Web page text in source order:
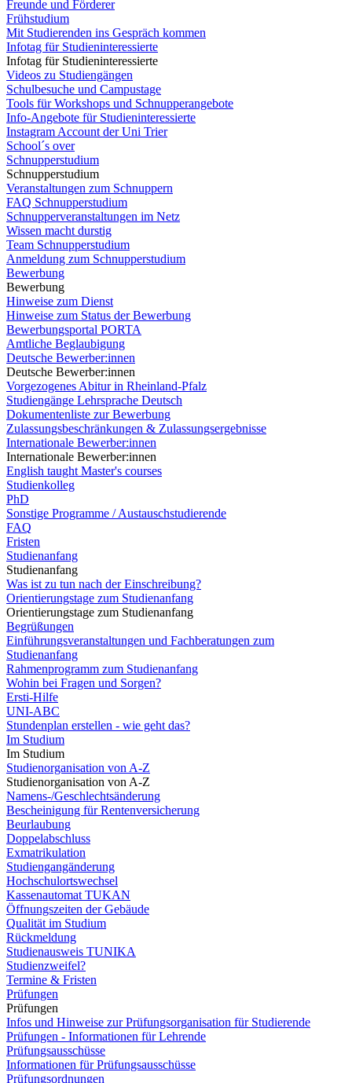
Freunde und Förderer
Frühstudium
Mit Studierenden ins Gespräch kommen
Infotag für Studieninteressierte
Infotag für Studieninteressierte
Videos zu Studiengängen
Schulbesuche und Campustage
Tools für Workshops und Schnupperangebote
Info-Angebote für Studieninteressierte
Instagram Account der Uni Trier
School´s over
Schnupperstudium
Schnupperstudium
Veranstaltungen zum Schnuppern
FAQ Schnupperstudium
Schnupperveranstaltungen im Netz
Wissen macht durstig
Team Schnupperstudium
Anmeldung zum Schnupperstudium
Bewerbung
Bewerbung
Hinweise zum Dienst
Hinweise zum Status der Bewerbung
Bewerbungsportal PORTA
Amtliche Beglaubigung
Deutsche Bewerber:innen
Deutsche Bewerber:innen
Vorgezogenes Abitur in Rheinland-Pfalz
Studiengänge Lehrsprache Deutsch
Dokumentenliste zur Bewerbung
Zulassungsbeschränkungen & Zulassungsergebnisse
Internationale Bewerber:innen
Internationale Bewerber:innen
English taught Master's courses
Studienkolleg
PhD
Sonstige Programme / Austauschstudierende
FAQ
Fristen
Studienanfang
Studienanfang
Was ist zu tun nach der Einschreibung?
Orientierungstage zum Studienanfang
Orientierungstage zum Studienanfang
Begrüßungen
Einführungsveranstaltungen und Fachberatungen zum
Studienanfang
Rahmenprogramm zum Studienanfang
Wohin bei Fragen und Sorgen?
Ersti-Hilfe
UNI-ABC
Stundenplan erstellen - wie geht das?
Im Studium
Im Studium
Studienorganisation von A-Z
Studienorganisation von A-Z
Namens-/Geschlechtsänderung
Bescheinigung für Rentenversicherung
Beurlaubung
Doppelabschluss
Exmatrikulation
Studiengangänderung
Hochschulortswechsel
Kassenautomat TUKAN
Öffnungszeiten der Gebäude
Qualität im Studium
Rückmeldung
Studienausweis TUNIKA
Studienzweifel?
Termine & Fristen
Prüfungen
Prüfungen
Infos und Hinweise zur Prüfungsorganisation für Studierende
Prüfungen - Informationen für Lehrende
Prüfungsausschüsse
Informationen für Prüfungsausschüsse
Prüfungsordnungen